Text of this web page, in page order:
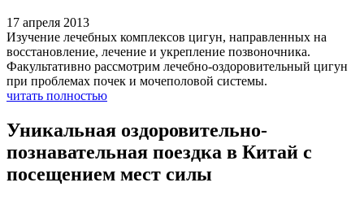
17 апреля 2013
Изучение лечебных комплексов цигун, направленных на
восстановление, лечение и укрепление позвоночника.
Факультативно рассмотрим лечебно-оздоровительный цигун
при проблемах почек и мочеполовой системы.
читать полностью
Уникальная оздоровительно-
познавательная поездка в Китай с
посещением мест силы